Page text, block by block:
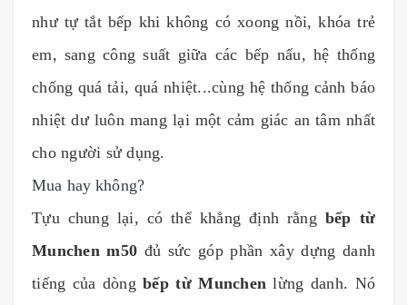
như tự tắt bếp khi không có xoong nồi, khóa trẻ
em, sang công suất giữa các bếp nấu, hệ thống
chống quá tải, quá nhiệt...cùng hệ thống cảnh báo
nhiệt dư luôn mang lại một cảm giác an tâm nhất
cho người sử dụng.
Mua hay không?
Tựu chung lại, có thể khẳng định rằng bếp từ
Munchen m50 đủ sức góp phần xây dựng danh
tiếng của dòngbếp từ Munchen lừng danh. Nó